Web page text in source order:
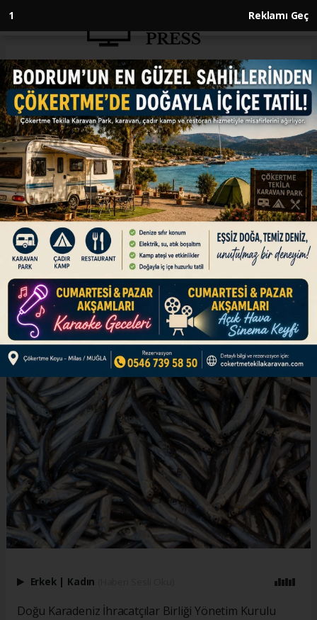
Anasayfa EKONOMİ
Hamsi ihracatından 4 ayda 4,7
milyon dolar gelir
EKONOMİ
18.05.2025 - 17:33, Güncelleme: 18.05.2025 - 17:33
Türkiye'den ocak-nisan döneminde yapılan
hamsi ihracatı 4 milyon 738 bin 385 dolara
ulaştı.
ABONE OL
Erkek | Kadın
Doğu Karadeniz İhracatçılar Birliği Yönetim Kurulu